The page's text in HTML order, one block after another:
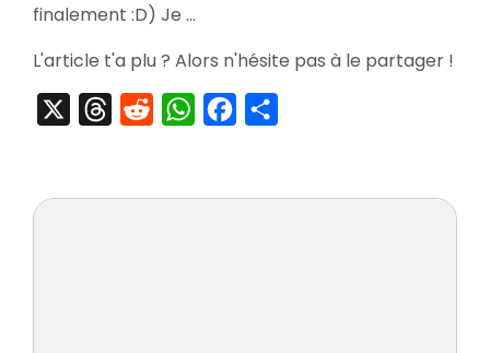
finalement :D) Je …
L'article t'a plu ? Alors n'hésite pas à le partager !
ThreadsRedditWhatsAppFacebook